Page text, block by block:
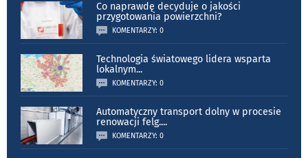
Co naprawdę decyduje o jakości
przygotowania powierzchni?
KOMENTARZY: 0
Technologia światowego lidera wsparta
lokalnym...
KOMENTARZY: 0
Automatyczny transport dolny w procesie
renowacji felg....
KOMENTARZY: 0